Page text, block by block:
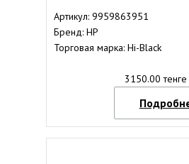
Артикул: 9959863951
Бренд: HP
Торговая марка: Hi-Black
3150.00